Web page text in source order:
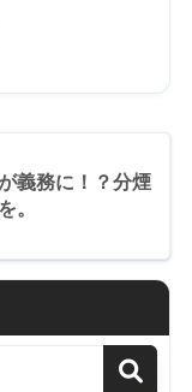
義務に！？分煙
。